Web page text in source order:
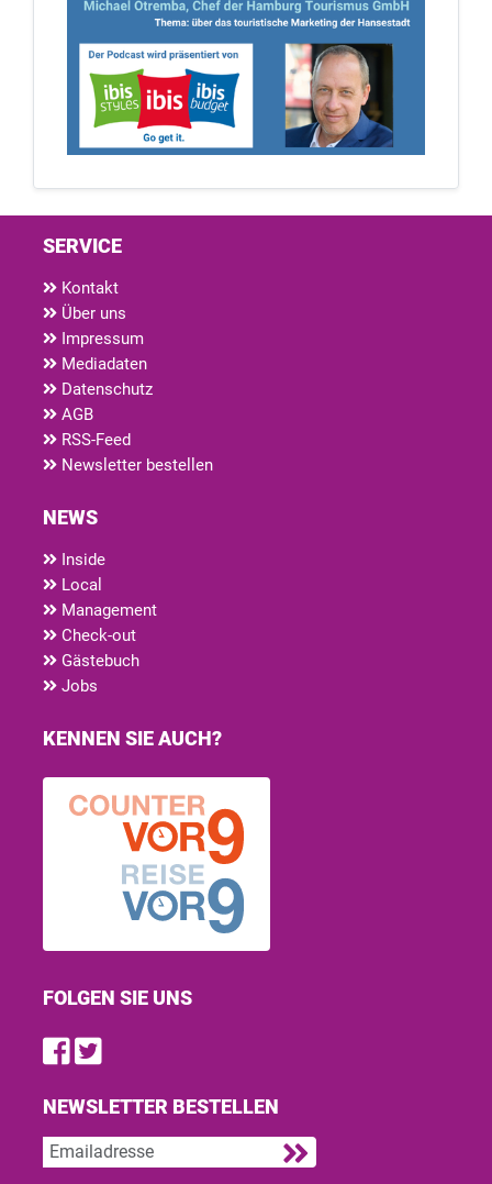
SERVICE
Kontakt
Über uns
Impressum
Mediadaten
Datenschutz
AGB
RSS-Feed
Newsletter bestellen
NEWS
Inside
Local
Management
Check-out
Gästebuch
Jobs
KENNEN SIE AUCH?
FOLGEN SIE UNS
Find us on Facebook
Follow us on Twitter
NEWSLETTER BESTELLEN